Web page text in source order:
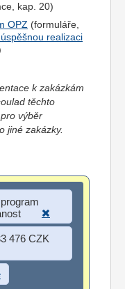
, kap. 20)
OPZ (formuláře,
realizaci
k zakázkám
těchto
výběr
jiné zakázky.
476 CZK